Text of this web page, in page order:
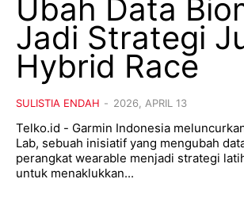
Ubah Data
Jadi Strategi
Hybrid Race
SULISTIA ENDAH - 2026, APRIL 13
Telko.id - Garmin Indonesia
Lab, sebuah inisiatif yang mengubah
perangkat wearable menjadi strategi
untuk menaklukkan...